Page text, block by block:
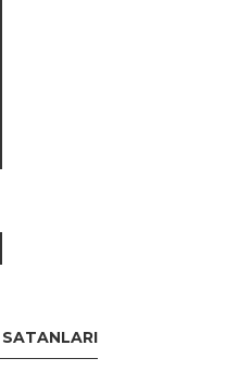
ilham alan göz
Bu tasarım, kokunun
yansıtır.
olağanüstü kalıcılığı ve
Hem feminen hem
bu koku, zamansız bir
yelpazede tercih edilebilir,
bir izlenim bırakmak